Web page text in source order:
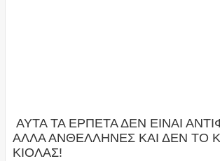
ΑΥΤΑ ΤΑ ΕΡΠΕΤΑ ΔΕΝ ΕΙΝΑΙ
ΑΛΛΑ ΑΝΘΕΛΛΗΝΕΣ ΚΑΙ ΔΕΝ ΤΟ
ΚΙΟΛΑΣ!